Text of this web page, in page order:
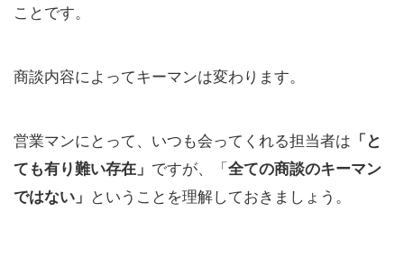
ことです。
商談内容によってキーマンは変わります。
営業マンにとって、いつも会ってくれる担当者は 「と
ても有り難い存在」 ですが、「全ての商談のキーマン
ではない」 ということを理解しておきましょう。